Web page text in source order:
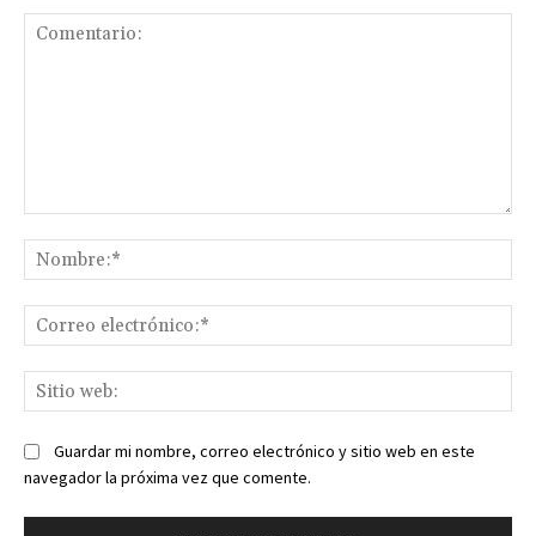
Guardar mi nombre, correo electrónico y sitio web en este
navegador la próxima vez que comente.